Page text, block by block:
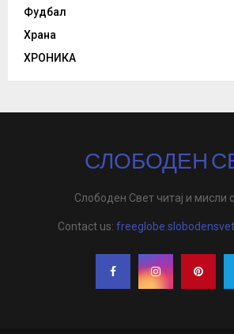
Фудбал
Храна
ХРОНИКА
СЛОБОДЕН
Слободен Свет читај и мисли
Contact us: